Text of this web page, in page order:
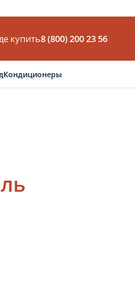
купить8 (800) 200 23 56
Кондиционеры